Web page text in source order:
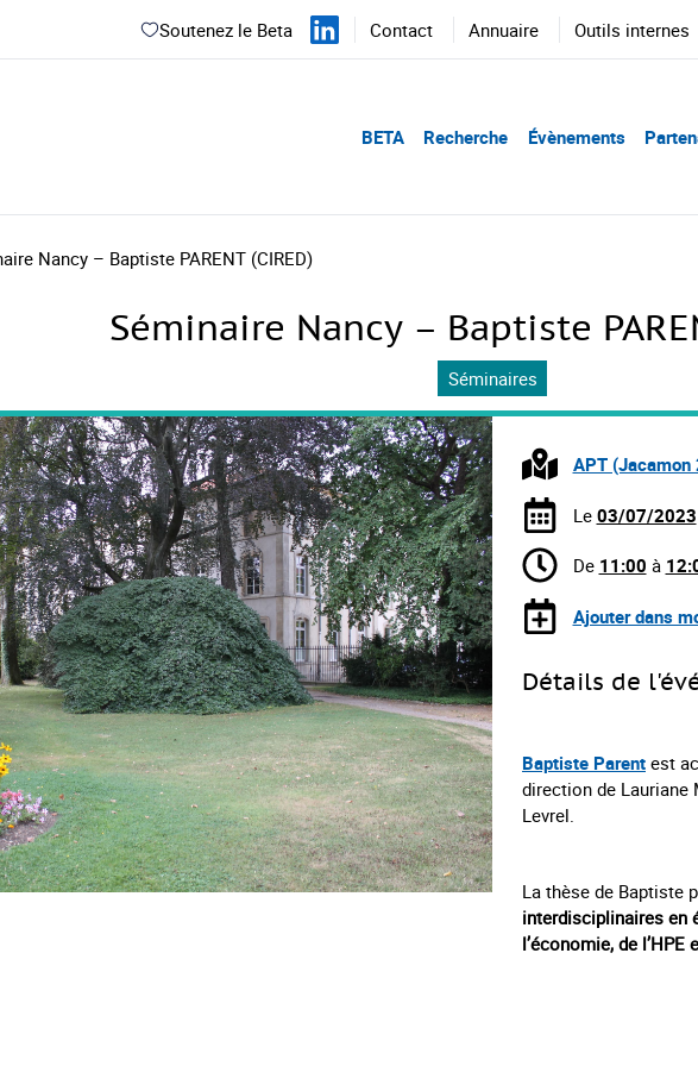
Soutenez le Beta Contact Annuaire Outils internes
BETA Recherche Évènements
Nancy – Baptiste PARENT (CIRED)
Séminaire Nancy – Baptiste
Séminaires
APT
Le 03/07/2023
De 11:00 à
Ajouter dans
Détails de
Baptiste Parent est
direction de Lauriane
Levrel.
La thèse de Baptiste
interdisciplinaires en
l’économie, de